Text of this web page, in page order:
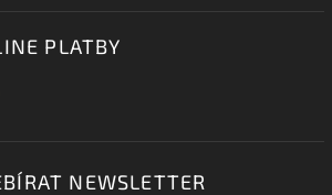
PLATBY
NEWSLETTER